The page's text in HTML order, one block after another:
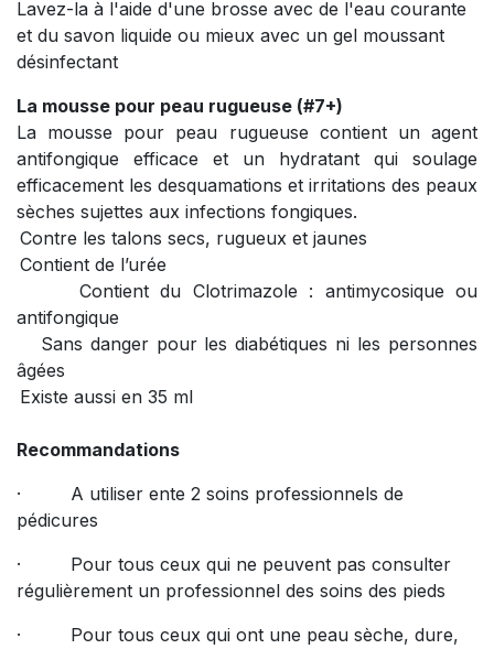
Lavez-la à l'aide d'une brosse avec de l'eau courante
et du savon liquide ou mieux avec un gel moussant
désinfectant
La mousse pour peau rugueuse (#7+)
La mousse pour peau rugueuse contient un agent
antifongique efficace et un hydratant qui soulage
efficacement les desquamations et irritations des peaux
sèches sujettes aux infections fongiques.
Contre les talons secs, rugueux et jaunes
Contient de l’urée
Contient du Clotrimazole : antimycosique ou
antifongique
Sans danger pour les diabétiques ni les personnes
âgées
Existe aussi en 35 ml
Recommandations
· A utiliser ente 2 soins professionnels de
pédicures
· Pour tous ceux qui ne peuvent pas consulter
régulièrement un professionnel des soins des pieds
· Pour tous ceux qui ont une peau sèche, dure,